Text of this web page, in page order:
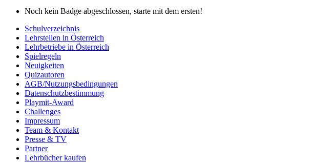
Noch kein Badge abgeschlossen, starte mit dem ersten!
Schulverzeichnis
Lehrstellen in Österreich
Lehrbetriebe in Österreich
Spielregeln
Neuigkeiten
Quizautoren
AGB/Nutzungsbedingungen
Datenschutzbestimmung
Playmit-Award
Challenges
Impressum
Team & Kontakt
Presse & TV
Partner
Lehrbücher kaufen